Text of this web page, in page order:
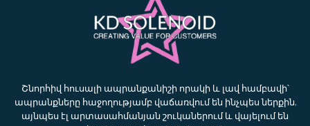
Շնորհիվ հուսալի ապրանքանիշի որակի և լավ համբավի՝
ապրանքները հաջողությամբ վաճառվում են ինչպես ներքին,
այնպես էլ արտասահմանյան շուկաներում և վայելում են